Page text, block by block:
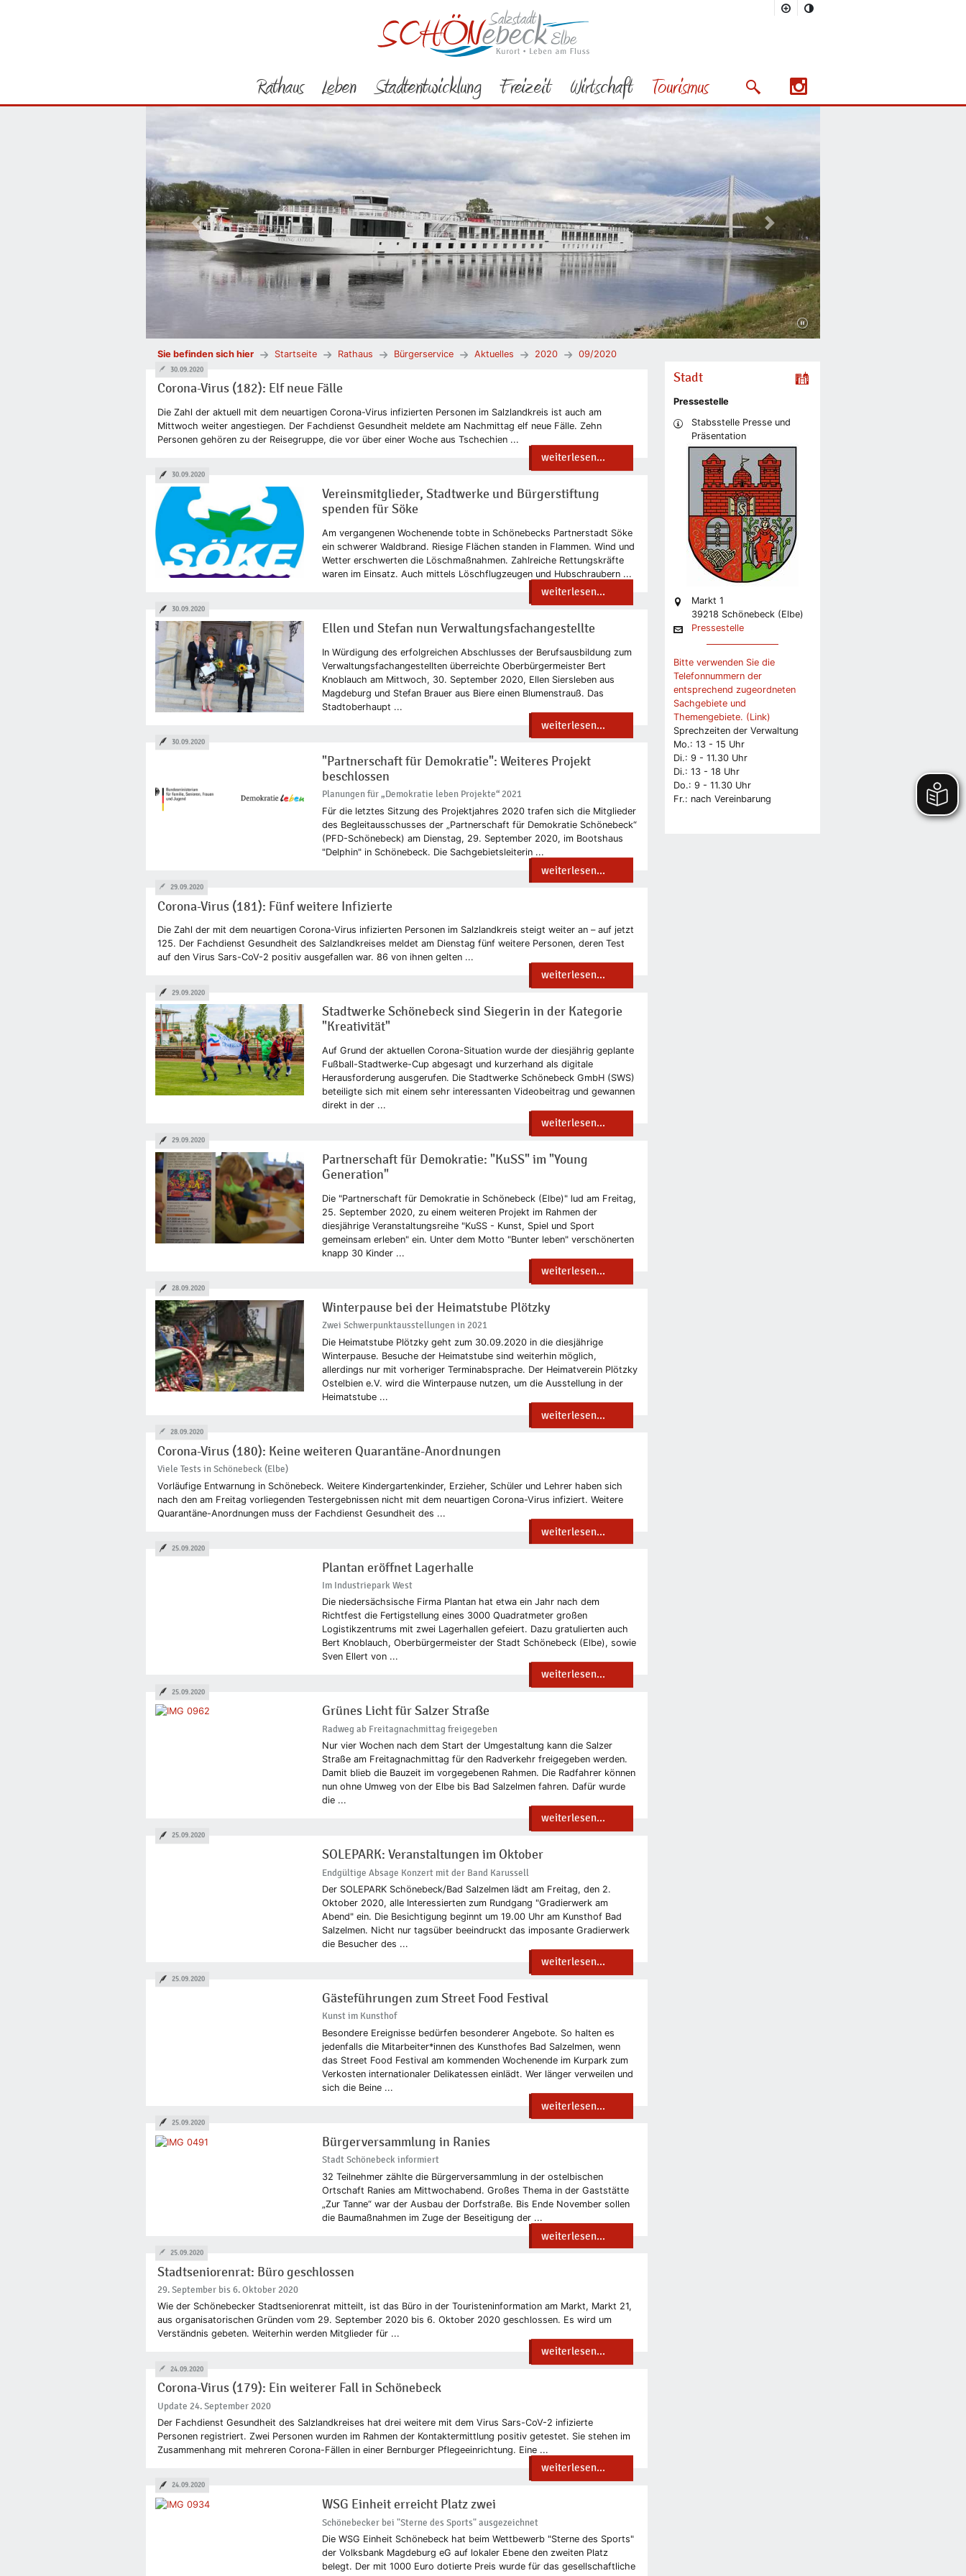
Rathaus Leben Stadtentwicklung Freizeit Wirtschaft Tourismus Suchmaske öffnen/schließen
Vorheriges Bild Nächstes Bild
Sie befinden sich hier Startseite Rathaus Bürgerservice Aktuelles 2020 09/2020
Corona-Virus (182): Elf neue Fälle
Die Zahl der aktuell mit dem neuartigen Corona-Virus infizierten Personen im Salzlandkreis ist auch am
Mittwoch weiter angestiegen. Der Fachdienst Gesundheit meldete am Nachmittag elf neue Fälle. Zehn
Personen gehören zu der Reisegruppe, die vor über einer Woche aus Tschechien ...
weiterlesen...
30.09.2020
Vereinsmitglieder, Stadtwerke und Bürgerstiftung
spenden für Söke
Am vergangenen Wochenende tobte in Schönebecks Partnerstadt Söke
ein schwerer Waldbrand. Riesige Flächen standen in Flammen. Wind und
Wetter erschwerten die Löschmaßnahmen. Zahlreiche Rettungskräfte
waren im Einsatz. Auch mittels Löschflugzeugen und Hubschraubern ...
weiterlesen...
30.09.2020
Ellen und Stefan nun Verwaltungsfachangestellte
In Würdigung des erfolgreichen Abschlusses der Berufsausbildung zum
Verwaltungsfachangestellten überreichte Oberbürgermeister Bert
Knoblauch am Mittwoch, 30. September 2020, Ellen Siersleben aus
Magdeburg und Stefan Brauer aus Biere einen Blumenstrauß. Das
Stadtoberhaupt ...
weiterlesen...
30.09.2020
"Partnerschaft für Demokratie": Weiteres Projekt
beschlossen
Planungen für „Demokratie leben Projekte“ 2021
Für die letztes Sitzung des Projektjahres 2020 trafen sich die Mitglieder
des Begleitausschusses der „Partnerschaft für Demokratie Schönebeck“
(PFD-Schönebeck) am Dienstag, 29. September 2020, im Bootshaus
"Delphin" in Schönebeck. Die Sachgebietsleiterin ...
weiterlesen...
30.09.2020
Corona-Virus (181): Fünf weitere Infizierte
Die Zahl der mit dem neuartigen Corona-Virus infizierten Personen im Salzlandkreis steigt weiter an – auf jetzt
125. Der Fachdienst Gesundheit des Salzlandkreises meldet am Dienstag fünf weitere Personen, deren Test
auf den Virus Sars-CoV-2 positiv ausgefallen war. 86 von ihnen gelten ...
weiterlesen...
29.09.2020
Stadtwerke Schönebeck sind Siegerin in der Kategorie
"Kreativität"
Auf Grund der aktuellen Corona-Situation wurde der diesjährig geplante
Fußball-Stadtwerke-Cup abgesagt und kurzerhand als digitale
Herausforderung ausgerufen. Die Stadtwerke Schönebeck GmbH (SWS)
beteiligte sich mit einem sehr interessanten Videobeitrag und gewannen
direkt in der ...
weiterlesen...
29.09.2020
Partnerschaft für Demokratie: "KuSS" im "Young
Generation"
Die "Partnerschaft für Demokratie in Schönebeck (Elbe)" lud am Freitag,
25. September 2020, zu einem weiteren Projekt im Rahmen der
diesjährige Veranstaltungsreihe "KuSS - Kunst, Spiel und Sport
gemeinsam erleben" ein. Unter dem Motto "Bunter leben" verschönerten
knapp 30 Kinder ...
weiterlesen...
29.09.2020
Winterpause bei der Heimatstube Plötzky
Zwei Schwerpunktausstellungen in 2021
Die Heimatstube Plötzky geht zum 30.09.2020 in die diesjährige
Winterpause. Besuche der Heimatstube sind weiterhin möglich,
allerdings nur mit vorheriger Terminabsprache. Der Heimatverein Plötzky
Ostelbien e.V. wird die Winterpause nutzen, um die Ausstellung in der
Heimatstube ...
weiterlesen...
28.09.2020
Corona-Virus (180): Keine weiteren Quarantäne-Anordnungen
Viele Tests in Schönebeck (Elbe)
Vorläufige Entwarnung in Schönebeck. Weitere Kindergartenkinder, Erzieher, Schüler und Lehrer haben sich
nach den am Freitag vorliegenden Testergebnissen nicht mit dem neuartigen Corona-Virus infiziert. Weitere
Quarantäne-Anordnungen muss der Fachdienst Gesundheit des ...
weiterlesen...
28.09.2020
Plantan eröffnet Lagerhalle
Im Industriepark West
Die niedersächsische Firma Plantan hat etwa ein Jahr nach dem
Richtfest die Fertigstellung eines 3000 Quadratmeter großen
Logistikzentrums mit zwei Lagerhallen gefeiert. Dazu gratulierten auch
Bert Knoblauch, Oberbürgermeister der Stadt Schönebeck (Elbe), sowie
Sven Ellert von ...
weiterlesen...
25.09.2020
Grünes Licht für Salzer Straße
Radweg ab Freitagnachmittag freigegeben
Nur vier Wochen nach dem Start der Umgestaltung kann die Salzer
Straße am Freitagnachmittag für den Radverkehr freigegeben werden.
Damit blieb die Bauzeit im vorgegebenen Rahmen. Die Radfahrer können
nun ohne Umweg von der Elbe bis Bad Salzelmen fahren. Dafür wurde
die ...
weiterlesen...
25.09.2020
SOLEPARK: Veranstaltungen im Oktober
Endgültige Absage Konzert mit der Band Karussell
Der SOLEPARK Schönebeck/Bad Salzelmen lädt am Freitag, den 2.
Oktober 2020, alle Interessierten zum Rundgang "Gradierwerk am
Abend" ein. Die Besichtigung beginnt um 19.00 Uhr am Kunsthof Bad
Salzelmen. Nicht nur tagsüber beeindruckt das imposante Gradierwerk
die Besucher des ...
weiterlesen...
25.09.2020
Gästeführungen zum Street Food Festival
Kunst im Kunsthof
Besondere Ereignisse bedürfen besonderer Angebote. So halten es
jedenfalls die Mitarbeiter*innen des Kunsthofes Bad Salzelmen, wenn
das Street Food Festival am kommenden Wochenende im Kurpark zum
Verkosten internationaler Delikatessen einlädt. Wer länger verweilen und
sich die Beine ...
weiterlesen...
25.09.2020
Bürgerversammlung in Ranies
Stadt Schönebeck informiert
32 Teilnehmer zählte die Bürgerversammlung in der ostelbischen
Ortschaft Ranies am Mittwochabend. Großes Thema in der Gaststätte
„Zur Tanne“ war der Ausbau der Dorfstraße. Bis Ende November sollen
die Baumaßnahmen im Zuge der Beseitigung der ...
weiterlesen...
25.09.2020
Stadtseniorenrat: Büro geschlossen
29. September bis 6. Oktober 2020
Wie der Schönebecker Stadtseniorenrat mitteilt, ist das Büro in der Touristeninformation am Markt, Markt 21,
aus organisatorischen Gründen vom 29. September 2020 bis 6. Oktober 2020 geschlossen. Es wird um
Verständnis gebeten. Weiterhin werden Mitglieder für ...
weiterlesen...
25.09.2020
Corona-Virus (179): Ein weiterer Fall in Schönebeck
Update 24. September 2020
Der Fachdienst Gesundheit des Salzlandkreises hat drei weitere mit dem Virus Sars-CoV-2 infizierte
Personen registriert. Zwei Personen wurden im Rahmen der Kontaktermittlung positiv getestet. Sie stehen im
Zusammenhang mit mehreren Corona-Fällen in einer Bernburger Pflegeeinrichtung. Eine ...
weiterlesen...
24.09.2020
WSG Einheit erreicht Platz zwei
Schönebecker bei "Sterne des Sports" ausgezeichnet
Die WSG Einheit Schönebeck hat beim Wettbewerb "Sterne des Sports"
der Volksbank Magdeburg eG auf lokaler Ebene den zweiten Platz
belegt. Der mit 1000 Euro dotierte Preis wurde für das gesellschaftliche
24.09.2020
Stadt
Pressestelle
Stabsstelle Presse und
Präsentation
Markt 1
39218 Schönebeck (Elbe)
Pressestelle
Bitte verwenden Sie die
Telefonnummern der
entsprechend zugeordneten
Sachgebiete und
Themengebiete. (Link)
Sprechzeiten der Verwaltung
Mo.: 13 - 15 Uhr
Di.: 9 - 11.30 Uhr
Di.: 13 - 18 Uhr
Do.: 9 - 11.30 Uhr
Fr.: nach Vereinbarung